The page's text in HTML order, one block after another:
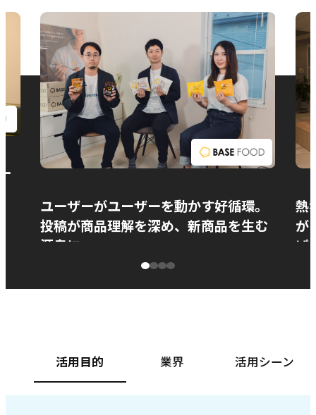
ユーザーがユーザーを動かす好循環。
投稿が商品理解を深め、新商品を生む
源泉に
熱
が
ぱ
活用目的 業界 活用シーン